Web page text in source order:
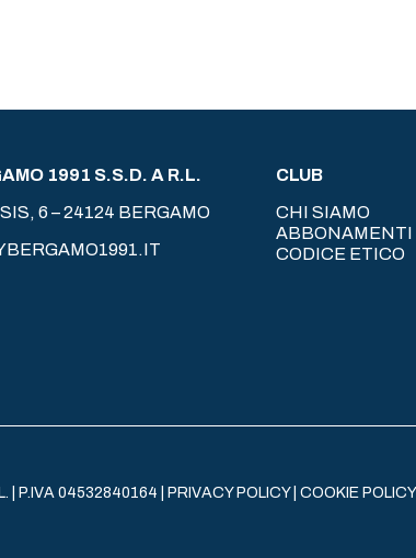
1991 S.S.D. A R.L.
6 – 24124 BERGAMO
CLUB
CHI SIAMO
ABBONAMENTI
CODICE ETICO
| P.IVA 04532840164 | PRIVACY POLICY| COOKIE POLICY